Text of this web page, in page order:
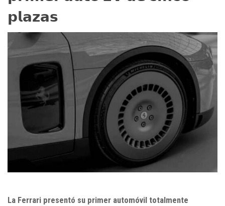
𝗽𝗹𝗮𝘇𝗮𝘀
La Ferrari presentó su primer automóvil totalmente